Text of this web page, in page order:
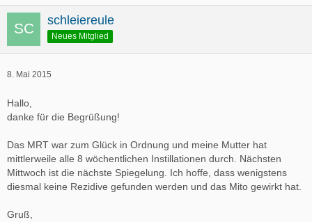
schleiereule
Neues Mitglied
8. Mai 2015
Hallo,
danke für die Begrüßung!
Das MRT war zum Glück in Ordnung und meine Mutter hat
mittlerweile alle 8 wöchentlichen Instillationen durch. Nächsten
Mittwoch ist die nächste Spiegelung. Ich hoffe, dass wenigstens
diesmal keine Rezidive gefunden werden und das Mito gewirkt hat.
Gruß,